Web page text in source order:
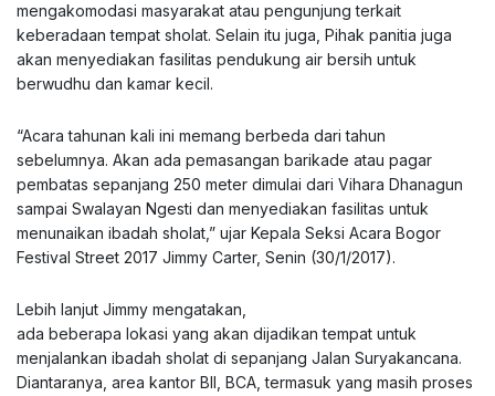
mengakomodasi masyarakat atau pengunjung terkait
keberadaan tempat sholat. Selain itu juga, Pihak panitia juga
akan menyediakan fasilitas pendukung air bersih untuk
berwudhu dan kamar kecil.
“Acara tahunan kali ini memang berbeda dari tahun
sebelumnya. Akan ada pemasangan barikade atau pagar
pembatas sepanjang 250 meter dimulai dari Vihara Dhanagun
sampai Swalayan Ngesti dan menyediakan fasilitas untuk
menunaikan ibadah sholat,” ujar Kepala Seksi Acara Bogor
Festival Street 2017 Jimmy Carter, Senin (30/1/2017).
Lebih lanjut Jimmy mengatakan,
ada beberapa lokasi yang akan dijadikan tempat untuk
menjalankan ibadah sholat di sepanjang Jalan Suryakancana.
Diantaranya, area kantor BII, BCA, termasuk yang masih proses